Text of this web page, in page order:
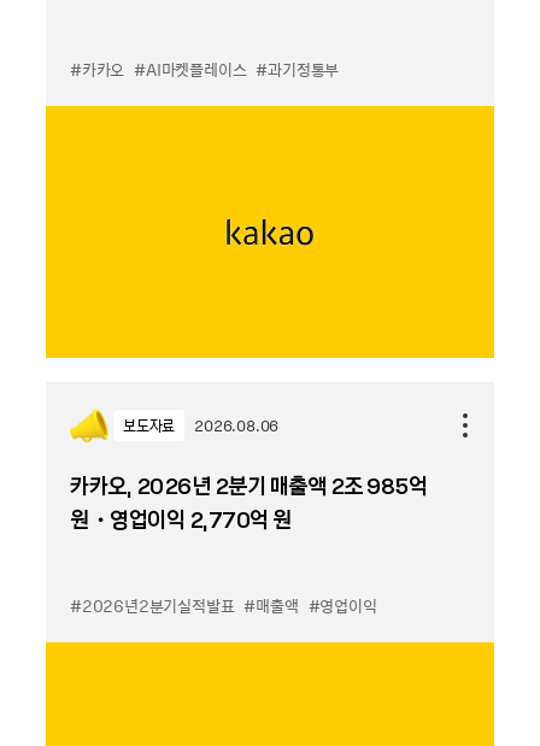
#카카오 #AI마켓플레이스 #과기정통부
보도자료 2026.08.06
카카오, 2026년 2분기 매출액 2조 985억
원・영업이익 2,770억 원
#2026년2분기실적발표 #매출액 #영업이익